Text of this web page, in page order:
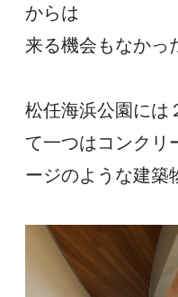
からは
来る機会もなかっ
松任海浜公園には
て一つはコンクリ
ージのような建築